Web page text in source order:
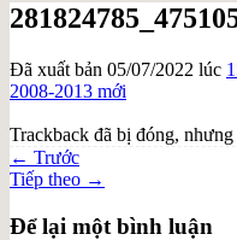
Đã xuất bản 05/07/2022 lúc
2008-2013 mới
Trackback đã bị đóng, nhưng
← Trước
Tiếp theo →
Để lại một bình luận